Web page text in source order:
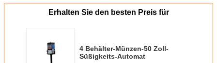
Erhalten Sie den besten Preis für
4 Behälter-Münzen-50 Zoll-
Süßigkeits-Automat